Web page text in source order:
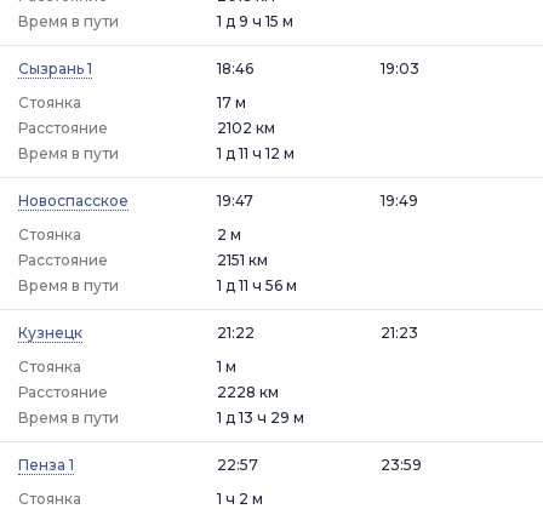
Время в пути
1 д 9 ч 15 м
Сызрань 1
18:46
Стоянка
17 м
19:03
Расстояние
2102 км
Время в пути
1 д 11 ч 12 м
Новоспасское
19:47
Стоянка
2 м
19:49
Расстояние
2151 км
Время в пути
1 д 11 ч 56 м
Кузнецк
21:22
Стоянка
1 м
21:23
Расстояние
2228 км
Время в пути
1 д 13 ч 29 м
Пенза 1
22:57
Стоянка
1 ч 2 м
23:59